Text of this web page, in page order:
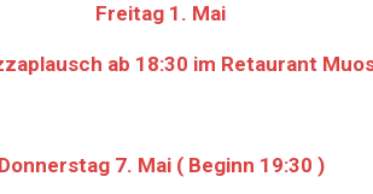
Freitag 1. Mai
ab 18:30 im Retaurant
Donnerstag 7. Mai ( Beginn 19:30 )